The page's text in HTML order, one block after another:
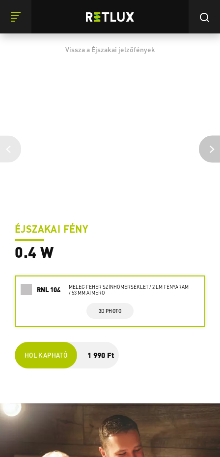
Vissza a Éjszakai jelzőfények
ÉJSZAKAI FÉNY
0.4 W
RNL 104
MELEG FEHÉR SZÍNHŐMÉRSÉKLET / 2 LM FÉNYÁRAM
/ 53 MM ÁTMÉRŐ
3D PHOTO
HOL KAPHATÓ 1 990 Ft